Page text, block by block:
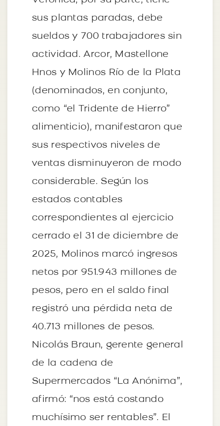
sus plantas paradas, debe
sueldos y 700 trabajadores sin
actividad. Arcor, Mastellone
Hnos y Molinos Río de la Plata
(denominados, en conjunto,
como “el Tridente de Hierro”
alimenticio), manifestaron que
sus respectivos niveles de
ventas disminuyeron de modo
considerable. Según los
estados contables
correspondientes al ejercicio
cerrado el 31 de diciembre de
2025, Molinos marcó ingresos
netos por 951.943 millones de
pesos, pero en el saldo final
registró una pérdida neta de
40.713 millones de pesos.
Nicolás Braun, gerente general
de la cadena de
Supermercados “La Anónima”,
afirmó: “nos está costando
muchísimo ser rentables”. El